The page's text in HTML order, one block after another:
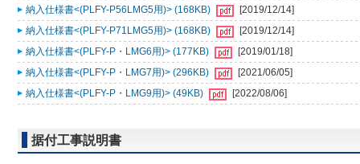
納入仕様書<(PLFY-P56LMG5用)> (168KB)
[2019/12/14]
納入仕様書<(PLFY-P71LMG5用)> (168KB)
[2019/12/14]
納入仕様書<(PLFY-P・LMG6用)> (177KB)
[2019/01/18]
納入仕様書<(PLFY-P・LMG7用)> (296KB)
[2021/06/05]
納入仕様書<(PLFY-P・LMG9用)> (49KB)
[2022/08/06]
据付工事説明書